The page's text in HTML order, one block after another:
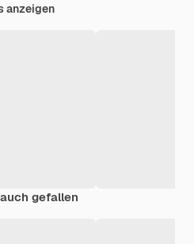
anzeigen
gefallen